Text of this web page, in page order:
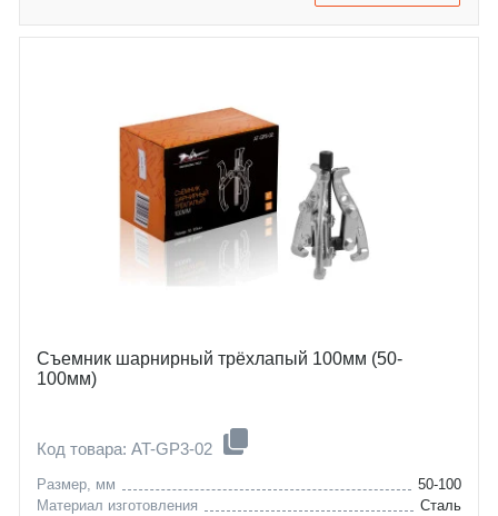
Съемник шарнирный трёхлапый 100мм (50-
100мм)
Код товара: AT-GP3-02
Размер, мм
50-100
Материал изготовления
Сталь